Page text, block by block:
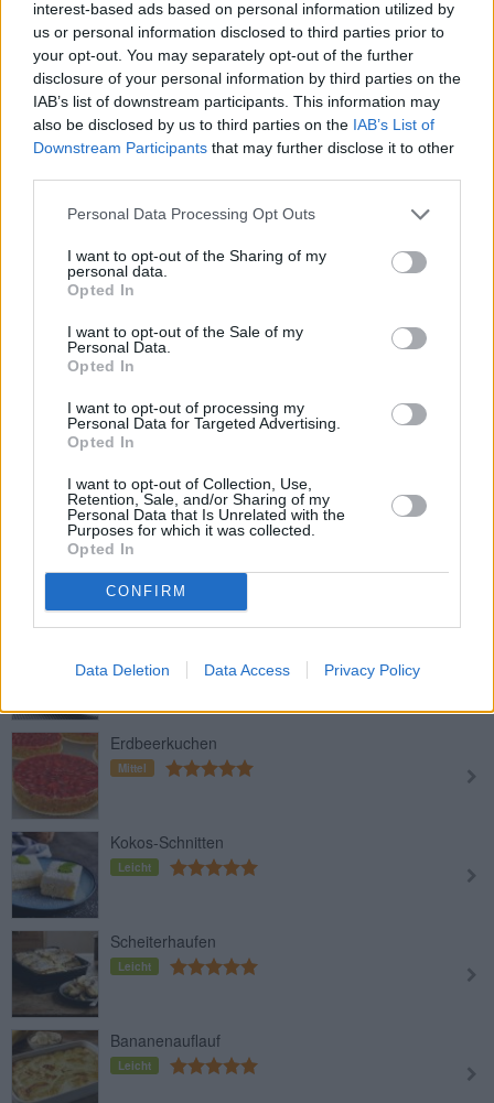
interest-based ads based on personal information utilized by
us or personal information disclosed to third parties prior to
your opt-out. You may separately opt-out of the further
disclosure of your personal information by third parties on the
IAB’s list of downstream participants. This information may
also be disclosed by us to third parties on the IAB’s List of
Downstream Participants that may further disclose it to other
Personal Data Processing Opt Outs
I want to opt-out of the Sharing of my
personal data.
Opted In
I want to opt-out of the Sale of my
Personal Data.
Opted In
I want to opt-out of processing my
Personal Data for Targeted Advertising.
Opted In
I want to opt-out of Collection, Use,
Retention, Sale, and/or Sharing of my
Personal Data that Is Unrelated with the
Purposes for which it was collected.
Opted In
CONFIRM
Data Deletion Data Access Privacy Policy
Sauerrahmkuchen
Leicht
Pizzastrudel
Leicht
Leicht
23 24
Weitere passende Kategorien
Top-Kategorierezepte
Bananen-Schokoladen-Kuchen
Leicht
Leicht
Erdbeerkuchen
Mittel
Kokos-Schnitten
Leicht
Scheiterhaufen
Leicht
Bananenauflauf
Leicht